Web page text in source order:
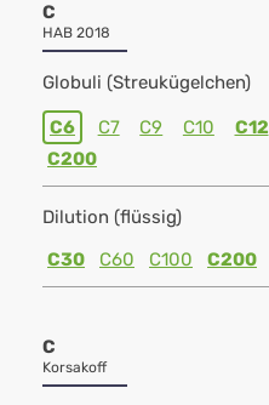
C
HAB 2018
Globuli (Streukügelchen)
C6 C7 C9 C10 C12
C200
Dilution (flüssig)
C30
C60 C100 C200
C
Korsakoff